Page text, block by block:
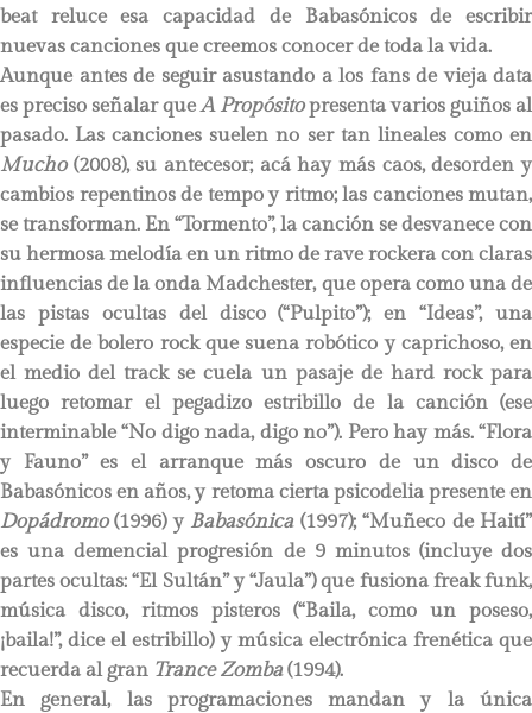
beat reluce esa capacidad de Babasónicos de escribir
nuevas canciones que creemos conocer de toda la vida.
Aunque antes de seguir asustando a los fans de vieja data
es preciso señalar queA Propósitopresenta varios guiños al
pasado. Las canciones suelen no ser tan lineales como en
Mucho(2008), su antecesor; acá hay más caos, desorden y
cambios repentinos de tempo y ritmo; las canciones mutan,
se transforman. En “Tormento”, la canción se desvanece con
su hermosa melodía en un ritmo de rave rockera con claras
influencias de la onda Madchester, que opera como una de
las pistas ocultas del disco (“Pulpito”); en “Ideas”, una
especie de bolero rock que suena robótico y caprichoso, en
el medio del track se cuela un pasaje de hard rock para
luego retomar el pegadizo estribillo de la canción (ese
interminable “No digo nada, digo no”). Pero hay más. “Flora
y Fauno” es el arranque más oscuro de un disco de
Babasónicos en años, y retoma cierta psicodelia presente en
Dopádromo(1996) y Babasónica (1997); “Muñeco de Haití”
es una demencial progresión de 9 minutos (incluye dos
partes ocultas: “El Sultán” y “Jaula”) que fusiona freak funk,
música disco, ritmos pisteros (“Baila, como un poseso,
¡baila!”, dice el estribillo) y música electrónica frenética que
recuerda al gran Trance Zomba(1994).
En general, las programaciones mandan y la única